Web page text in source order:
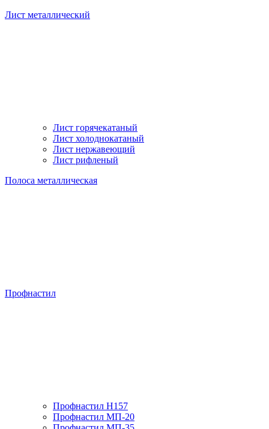
Лист металлический
Лист горячекатаный
Лист холоднокатаный
Лист нержавеющий
Лист рифленый
Полоса металлическая
Профнастил
Профнастил H157
Профнастил МП-20